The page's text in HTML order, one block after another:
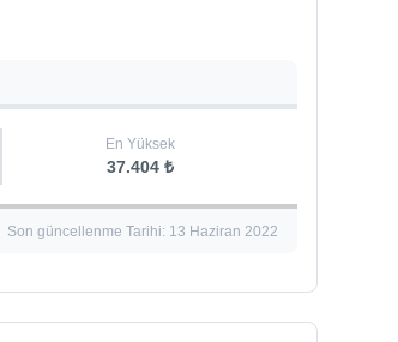
En Yüksek
37.404 ₺
Son güncellenme Tarihi: 13 Haziran 2022